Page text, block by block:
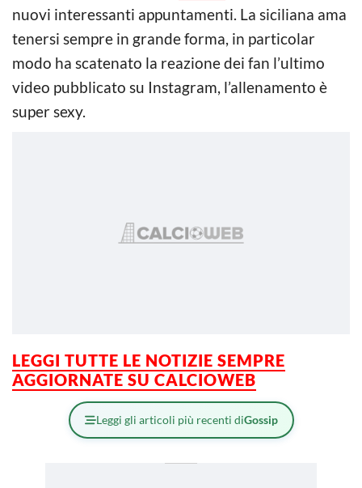
nuovi interessanti appuntamenti. La siciliana ama
tenersi sempre in grande forma, in particolar
modo ha scatenato la reazione dei fan l’ultimo
video pubblicato su Instagram, l’allenamento è
super sexy.
LEGGI TUTTE LE NOTIZIE SEMPRE
AGGIORNATE SU CALCIOWEB
Leggi gli articoli più recenti diGossip